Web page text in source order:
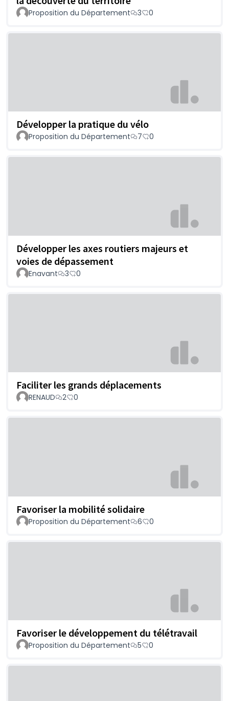
Proposition du Département 3 0
Développer la pratique du vélo
Proposition du Département 7 0
Développer les axes routiers majeurs et
voies de dépassement
Enavant 3 0
Faciliter les grands déplacements
RENAUD 2 0
Favoriser la mobilité solidaire
Proposition du Département 6 0
Favoriser le développement du télétravail
Proposition du Département 5 0